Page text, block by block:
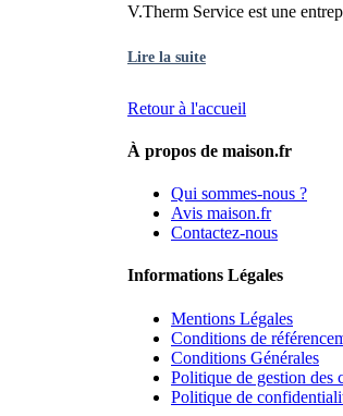
V.Therm Service est une
Lire la suite
Retour à l'accueil
À propos de maison.fr
Qui sommes-nous ?
Avis maison.fr
Contactez-nous
Informations Légales
Mentions Légales
Conditions de
Conditions Générales
Politique de gestion des
Politique de